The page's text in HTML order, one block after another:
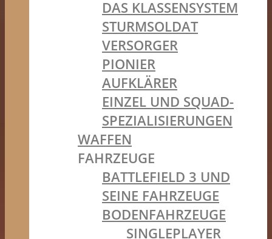
DAS KLASSENSYSTEM
STURMSOLDAT
VERSORGER
PIONIER
AUFKLÄRER
EINZEL UND SQUAD-
SPEZIALISIERUNGEN
WAFFEN
FAHRZEUGE
BATTLEFIELD 3 UND
SEINE FAHRZEUGE
BODENFAHRZEUGE
SINGLEPLAYER